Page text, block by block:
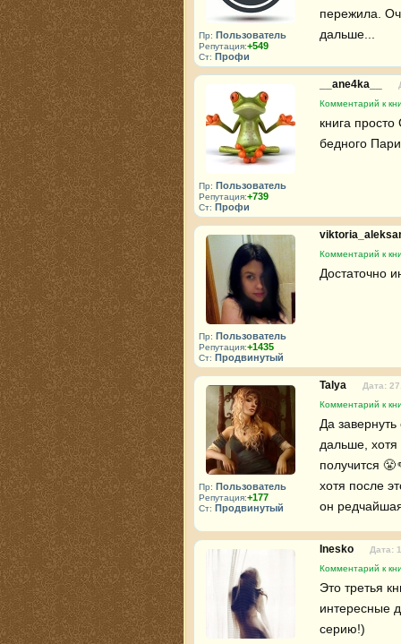
Пр: Пользователь
Репутация:+549
Ст: Профи
пережила.
дальше...
Пр: Пользователь
Репутация:+739
Ст: Профи
__ane4ka__
Комментарий к
книга
бедного
Пр: Пользователь
Репутация:+1435
Ст: Продвинутый
Комментарий к
Достаточно
Пр: Пользователь
Репутация:+177
Ст: Продвинутый
Talya
Дата:
Комментарий к
Да
дальше,
получится
хотя после
он
Inesko
Дата:
Комментарий к
Это третья
интересные
серию!)